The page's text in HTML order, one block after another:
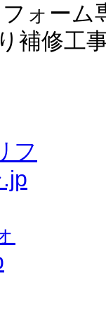
ォーム
補修工